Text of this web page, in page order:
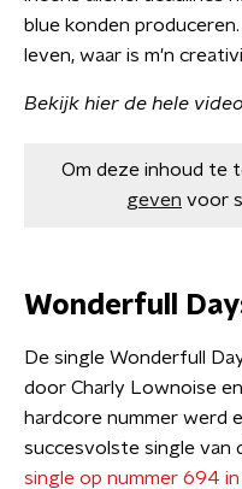
blue konden
leven, waar is m'n
Bekijk hier de hele
Om deze inhoud te
geven voor
Wonderfull
De single Wonderfull
door Charly Lownoise
hardcore nummer werd
succesvolste single van
single op nummer 694